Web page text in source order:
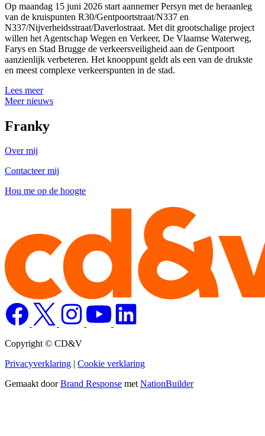
Op maandag 15 juni 2026 start aannemer Persyn met de heraanleg
van de kruispunten R30/Gentpoortstraat/N337 en
N337/Nijverheidsstraat/Daverlostraat. Met dit grootschalige project
willen het Agentschap Wegen en Verkeer, De Vlaamse Waterweg,
Farys en Stad Brugge de verkeersveiligheid aan de Gentpoort
aanzienlijk verbeteren. Het knooppunt geldt als een van de drukste
en meest complexe verkeerspunten in de stad.
Lees meer
Meer nieuws
Franky
Over mij
Contacteer mij
Hou me op de hoogte
Copyright © CD&V
Privacyverklaring | Cookie verklaring
Gemaakt doorBrand Response metNationBuilder